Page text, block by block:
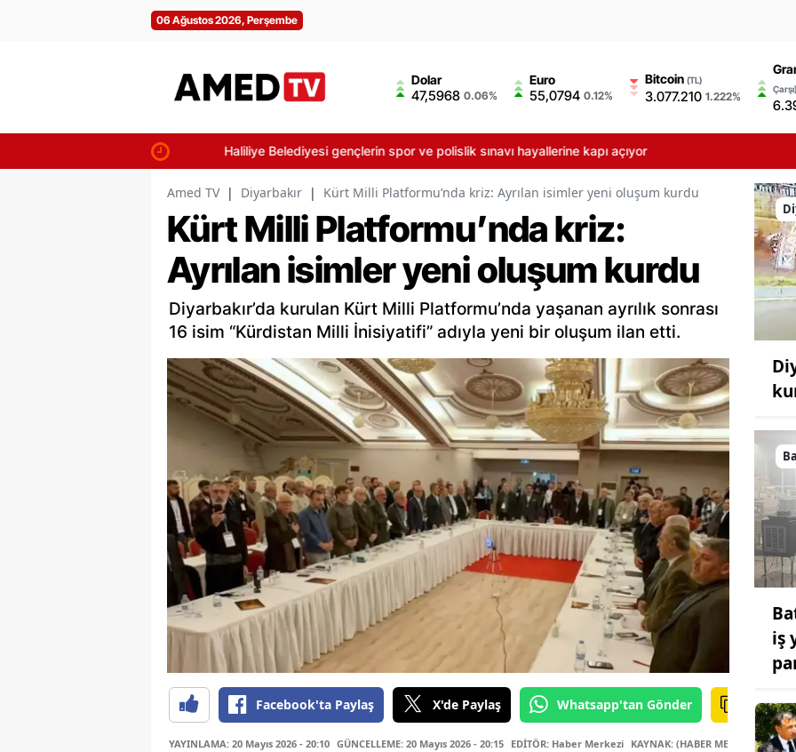
06 Ağustos 2026, Perşembe
Dolar
47,5968 0.06%
Euro
55,0794 0.12%
Bitcoin(TL)
3.077.210 1.222%
Çarşı)
Haliliye Belediyesi gençlerin spor ve polislik sınavı hayallerine kapı açıyor
Amed TV | Diyarbakır | Kürt Milli Platformu’nda kriz: Ayrılan isimler yeni oluşum kurdu
Kürt Milli Platformu’nda kriz:
Ayrılan isimler yeni oluşum kurdu
Diyarbakır’da kurulan Kürt Milli Platformu’nda yaşanan ayrılık sonrası
16 isim “Kürdistan Milli İnisiyatifi” adıyla yeni bir oluşum ilan etti.
Facebook'ta Paylaş X'de Paylaş Whatsapp'tan Gönder
YAYINLAMA: 20 Mayıs 2026 - 20:10 GÜNCELLEME: 20 Mayıs 2026 - 20:15 EDİTÖR: Haber Merkezi KAYNAK: (HABER MERKEZİ)
iş